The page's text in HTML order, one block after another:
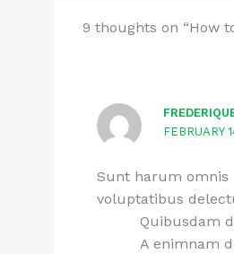
9 thoughts on “How
FEBRUARY
Sunt harum omnis
voluptatibus
Quibusdam
A enimnam